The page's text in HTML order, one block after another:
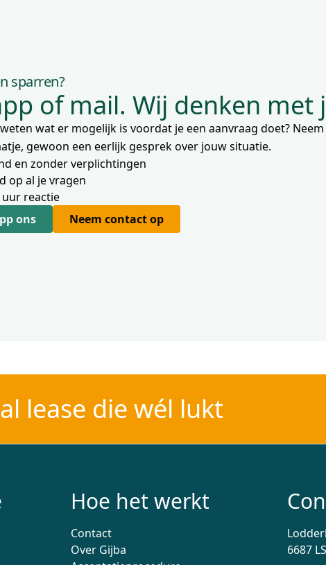
sparren?
of mail. Wij denken met
wat er mogelijk is voordat je een aanvraag doet?
gewoon een eerlijk gesprek over jouw situatie.
en zonder verplichtingen
op al je vragen
uur reactie
ons
Neem contact op
lease die wél lukt
Hoe het werkt
Contact
Over Gijba
6687